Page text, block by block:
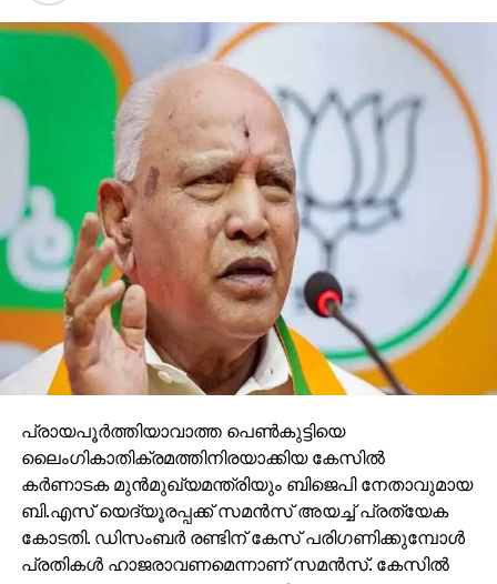
പ്രായപൂര്‍ത്തിയാവാത്ത പെണ്‍കുട്ടിയെ
ലൈംഗികാതിക്രമത്തിനിരയാക്കിയ കേസില്‍
കര്‍ണാടക മുന്‍മുഖ്യമന്ത്രിയും ബിജെപി നേതാവുമായ
ബി.എസ് യെദ്യൂരപ്പക്ക് സമന്‍സ് അയച്ച് പ്രത്യേക
കോടതി. ഡിസംബര്‍ രണ്ടിന് കേസ് പരിഗണിക്കുമ്പോള്‍
പ്രതികള്‍ ഹാജരാവണമെന്നാണ് സമന്‍സ്. കേസില്‍